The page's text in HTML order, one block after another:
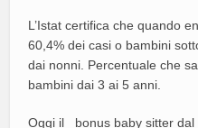
L’Istat certifica che quando
60,4% dei casi o bambini
dai nonni. Percentuale che
bambini dai 3 ai 5 anni.
Oggi il bonus baby sitter dal